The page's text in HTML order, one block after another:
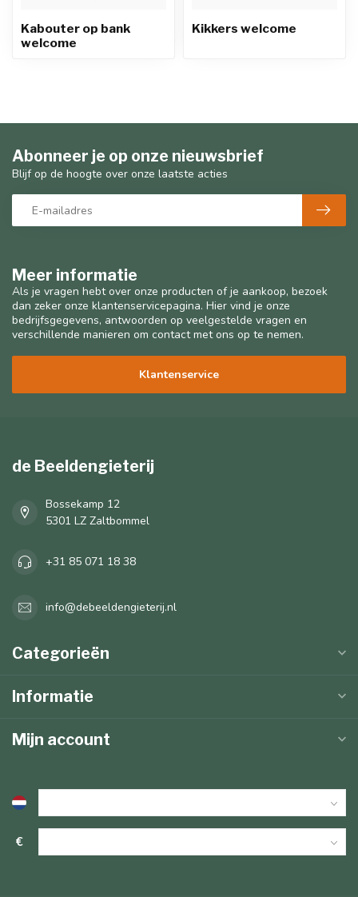
Kabouter op bank
welcome
Kikkers welcome
Meer informatie
Als je vragen hebt over onze producten of je aankoop, bezoek
dan zeker onze klantenservicepagina. Hier vind je onze
bedrijfsgegevens, antwoorden op veelgestelde vragen en
verschillende manieren om contact met ons op te nemen.
Klantenservice
Abonneer je op onze nieuwsbrief
Blijf op de hoogte over onze laatste acties
de Beeldengieterij
Bossekamp 12
5301 LZ Zaltbommel
+31 85 071 18 38
info@debeeldengieterij.nl
Categorieën
Informatie
Mijn account
€